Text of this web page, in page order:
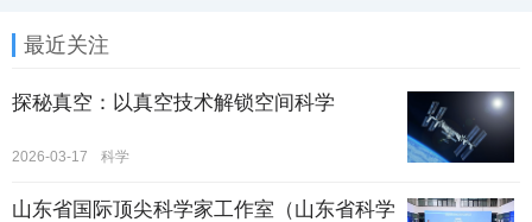
最近关注
探秘真空：以真空技术解锁空间科学
2026-03-17 科学
山东省国际顶尖科学家工作室（山东省科学